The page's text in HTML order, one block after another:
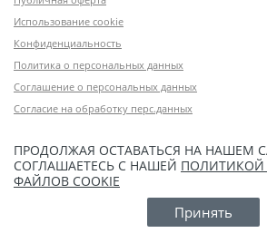
Использование cookie
Конфиденциальность
Политика о персональных данных
Соглашение о персональных данных
Согласие на обработку перс.данных
ПРОДОЛЖАЯ ОСТАВАТЬСЯ НА НАШЕМ
СОГЛАШАЕТЕСЬ С НАШЕЙ ПОЛИТИКОЙ
ФАЙЛОВ COOKIE
Принять